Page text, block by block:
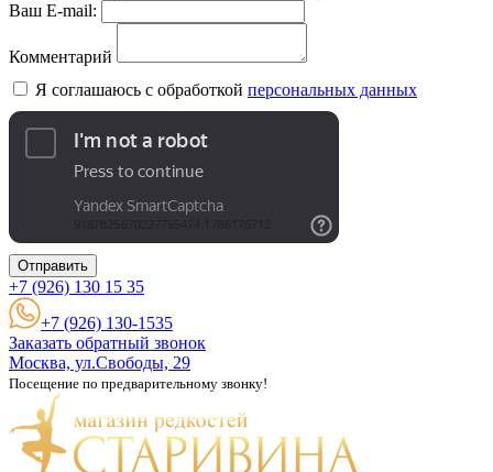
Ваш E-mail:
Комментарий
Я соглашаюсь с обработкой персональных данных
Отправить
+7 (926) 130 15 35
+7 (926) 130-1535
Заказать обратный звонок
Москва, ул.Свободы, 29
Посещение по предварительному звонку!